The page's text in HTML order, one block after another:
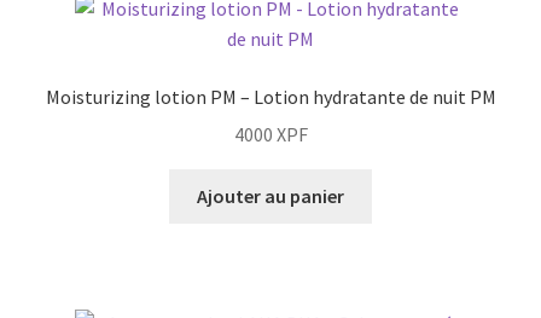
Moisturizing lotion PM – Lotion hydratante de nuit PM
4000 XPF
Ajouter au panier